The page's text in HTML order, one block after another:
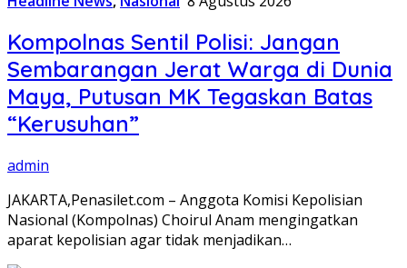
Kompolnas Sentil Polisi: Jangan
Sembarangan Jerat Warga di Dunia
Maya, Putusan MK Tegaskan Batas
“Kerusuhan”
admin
JAKARTA,Penasilet.com – Anggota Komisi Kepolisian
Nasional (Kompolnas) Choirul Anam mengingatkan
aparat kepolisian agar tidak menjadikan…